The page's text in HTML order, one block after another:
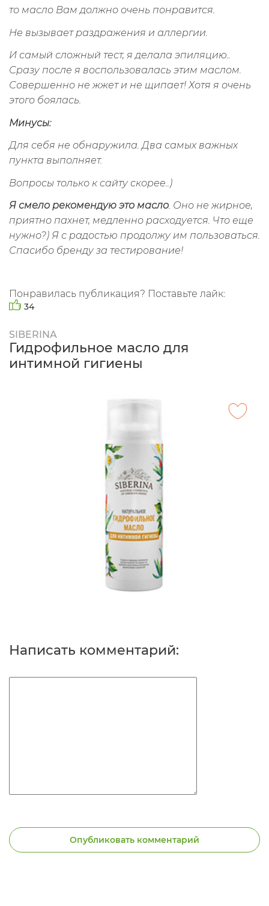
то масло Вам должно очень понравится.
Не вызывает раздражения и аллергии.
И самый сложный тест, я делала эпиляцию..
Сразу после я воспользовалась этим маслом.
Совершенно не жжет и не щипает! Хотя я очень
этого боялась.
Минусы:
Для себя не обнаружила. Два самых важных
пункта выполняет.
Вопросы только к сайту скорее..)
Я смело рекомендую это масло. Оно не жирное,
приятно пахнет, медленно расходуется. Что еще
нужно?) Я с радостью продолжу им пользоваться.
Спасибо бренду за тестирование!
Понравилась публикация? Поставьте лайк:
34
SIBERINA
Гидрофильное масло для
интимной гигиены
Написать комментарий:
Опубликовать комментарий